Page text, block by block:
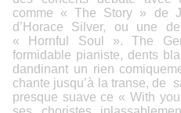
comme « The Story » de
d’Horace Silver, ou une
« Hornful Soul ». The
formidable pianiste, dents
dandinant un rien
chante jusqu’à la transe, de
presque suave ce « With